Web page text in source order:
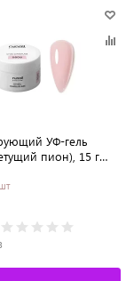
УФ-гель
пион), 15 г